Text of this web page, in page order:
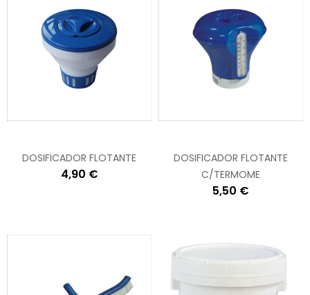
DOSIFICADOR FLOTANTE
4,90 €
DOSIFICADOR FLOTANTE
C/TERMOME
5,50 €